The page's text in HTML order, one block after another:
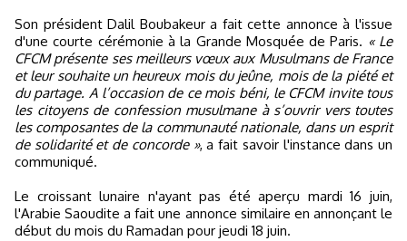
Son président Dalil Boubakeur a fait cette annonce à l'issue
d'une courte cérémonie à la Grande Mosquée de Paris. « Le
CFCM présente ses meilleurs vœux aux Musulmans de France
et leur souhaite un heureux mois du jeûne, mois de la piété et
du partage. A l’occasion de ce mois béni, le CFCM invite tous
les citoyens de confession musulmane à s’ouvrir vers toutes
les composantes de la communauté nationale, dans un esprit
de solidarité et de concorde », a fait savoir l'instance dans un
communiqué.
Le croissant lunaire n'ayant pas été aperçu mardi 16 juin,
l'Arabie Saoudite a fait une annonce similaire en annonçant le
début du mois du Ramadan pour jeudi 18 juin.